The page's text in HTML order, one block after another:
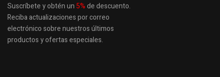
Suscríbete y obtén un 5%de descuento.
Reciba actualizaciones por correo
electrónico sobre nuestros últimos
productosy ofertas especiales.